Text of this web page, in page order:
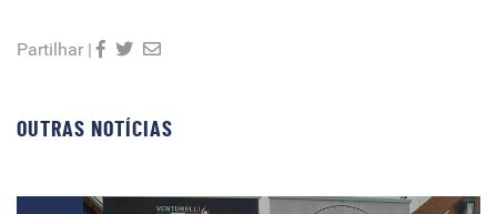
Partilhar |
OUTRAS NOTÍCIAS